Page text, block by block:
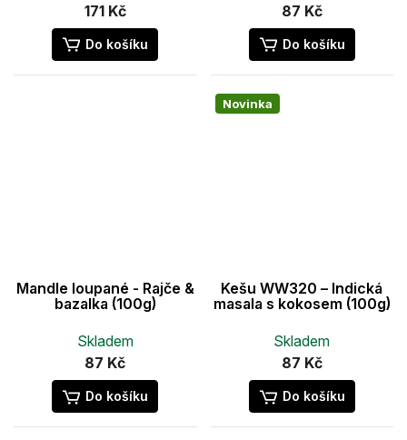
171 Kč
Do košíku
87 Kč
Do košíku
Mandle loupané - Rajče &
bazalka (100g)
Skladem
87 Kč
Do košíku
Novinka
Kešu WW320 – Indická
masala s kokosem (100g)
Skladem
87 Kč
Do košíku